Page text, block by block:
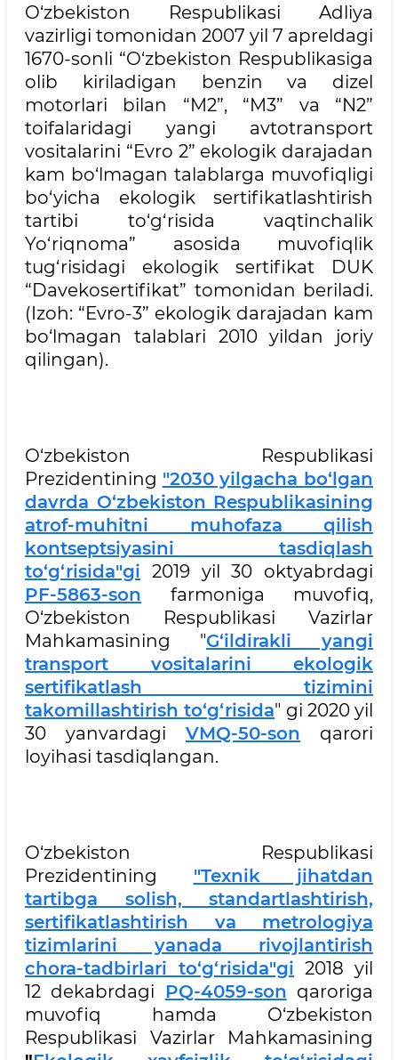
O‘zbekiston Respublikasi Adliya
vazirligi tomonidan 2007 yil 7 apreldagi
1670-sonli “O‘zbekiston Respublikasiga
olib kiriladigan benzin va dizel
motorlari bilan “M2”, “M3” va “N2”
toifalaridagi yangi avtotransport
vositalarini “Evro 2” ekologik darajadan
kam bo‘lmagan talablarga muvofiqligi
bo‘yicha ekologik sertifikatlashtirish
tartibi to‘g‘risida vaqtinchalik
Yo‘riqnoma” asosida muvofiqlik
tug‘risidagi ekologik sertifikat DUK
“Davekosertifikat” tomonidan beriladi.
(Izoh: “Evro-3” ekologik darajadan kam
bo‘lmagan talablari 2010 yildan joriy
qilingan).
O‘zbekiston Respublikasi
Prezidentining "2030 yilgacha bo‘lgan
davrda O‘zbekiston Respublikasining
atrof-muhitni muhofaza qilish
kontseptsiyasini tasdiqlash
to‘g‘risida"gi 2019 yil 30 oktyabrdagi
PF-5863-son farmoniga muvofiq,
O‘zbekiston Respublikasi Vazirlar
Mahkamasining "G‘ildirakli yangi
transport vositalarini ekologik
sertifikatlash tizimini
takomillashtirish to‘g‘risida" gi 2020 yil
30 yanvardagi VMQ-50-son qarori
loyihasi tasdiqlangan.
O‘zbekiston Respublikasi
Prezidentining "Texnik jihatdan
tartibga solish, standartlashtirish,
sertifikatlashtirish va metrologiya
tizimlarini yanada rivojlantirish
chora-tadbirlari to‘g‘risida"gi 2018 yil
12 dekabrdagi PQ-4059-son qaroriga
muvofiq hamda O‘zbekiston
Respublikasi Vazirlar Mahkamasining